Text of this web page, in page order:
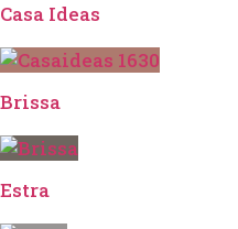
Casa Ideas
Brissa
Estra